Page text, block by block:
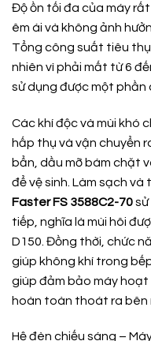
Độ ồn tối đa của máy
êm ái và không ảnh
Tổng công suất tiêu
nhiên vì phải mất từ ​​6
sử dụng được một phần
Các khí độc và mùi khó
hấp thụ và vận chuyển
bẩn, dầu mỡ bám chặt
để vệ sinh. Làm sạch
Faster FS 3588C2-70sử
tiếp, nghĩa là mùi hôi
D150. Đồng thời, chức
giúp không khí trong
giúp đảm bảo máy hoạt
hoàn toàn thoát ra bên
Hệ đèn chiếu sáng –